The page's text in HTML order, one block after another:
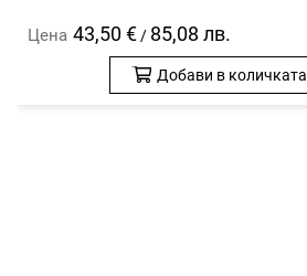
Цена 43,50 € / 85,08 лв.
Добави в количката